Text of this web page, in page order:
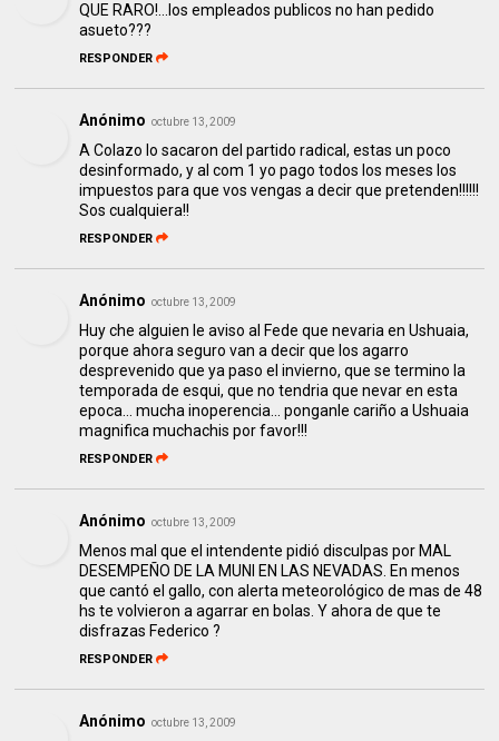
QUE RARO!...los empleados publicos no han pedido
asueto???
RESPONDER
Anónimo octubre 13, 2009
A Colazo lo sacaron del partido radical, estas un poco
desinformado, y al com 1 yo pago todos los meses los
impuestos para que vos vengas a decir que pretenden!!!!!!
Sos cualquiera!!
RESPONDER
Anónimo octubre 13, 2009
Huy che alguien le aviso al Fede que nevaria en Ushuaia,
porque ahora seguro van a decir que los agarro
desprevenido que ya paso el invierno, que se termino la
temporada de esqui, que no tendria que nevar en esta
epoca... mucha inoperencia... ponganle cariño a Ushuaia
magnifica muchachis por favor!!!
RESPONDER
Anónimo octubre 13, 2009
Menos mal que el intendente pidió disculpas por MAL
DESEMPEÑO DE LA MUNI EN LAS NEVADAS. En menos
que cantó el gallo, con alerta meteorológico de mas de 48
hs te volvieron a agarrar en bolas. Y ahora de que te
disfrazas Federico ?
RESPONDER
Anónimo octubre 13, 2009